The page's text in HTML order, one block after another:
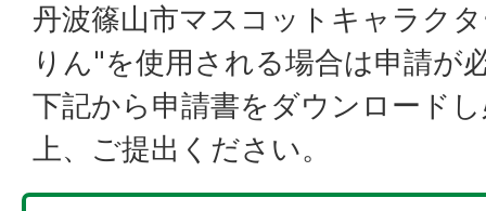
丹波篠山市マスコットキャラク
りん"を使用される場合は申請が
下記から申請書をダウンロード
上、ご提出ください。